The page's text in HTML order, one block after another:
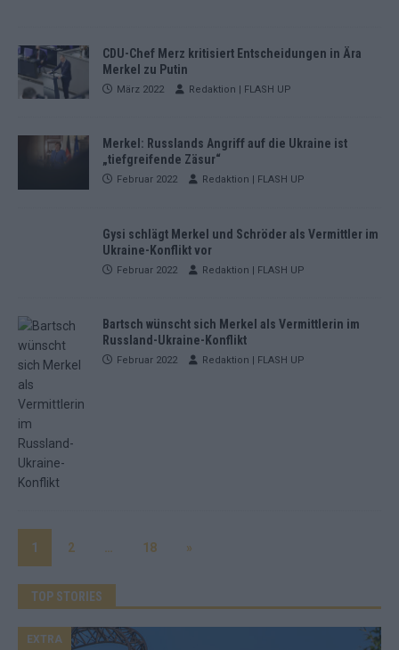
CDU-Chef Merz kritisiert Entscheidungen in Ära
Merkel zu Putin
März 2022 Redaktion | FLASH UP
Merkel: Russlands Angriff auf die Ukraine ist
„tiefgreifende Zäsur“
Februar 2022 Redaktion | FLASH UP
Gysi schlägt Merkel und Schröder als Vermittler im
Ukraine-Konflikt vor
Februar 2022 Redaktion | FLASH UP
Bartsch wünscht sich Merkel als Vermittlerin im
Russland-Ukraine-Konflikt
Februar 2022 Redaktion | FLASH UP
1 2 18 »
TOP STORIES
EXTRA